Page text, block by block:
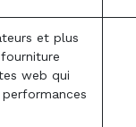
et plus
web qui